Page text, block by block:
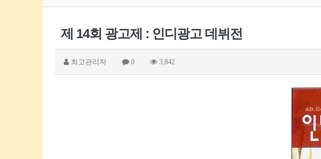
제 14회 광고제 : 인디광고 데뷔전
최고관리자 0 3,842